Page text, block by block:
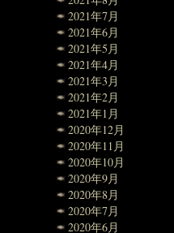
2021年7月
2021年6月
2021年5月
2021年4月
2021年3月
2021年2月
2021年1月
2020年12月
2020年11月
2020年10月
2020年9月
2020年8月
2020年7月
2020年6月